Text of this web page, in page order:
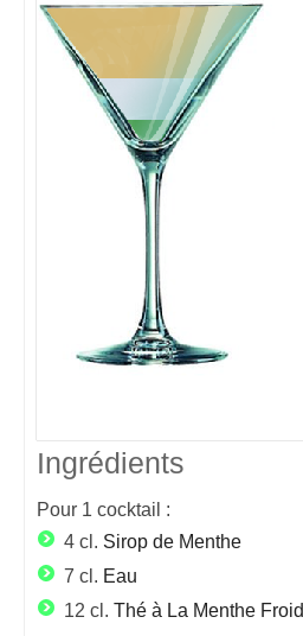
Ingrédients
Pour 1 cocktail :
4 cl. Sirop de Menthe
7 cl. Eau
12 cl. Thé à La Menthe Froid